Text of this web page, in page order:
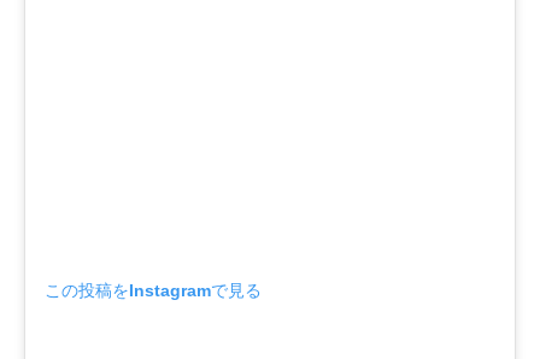
この投稿をInstagramで見る